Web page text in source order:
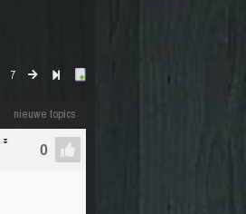
7
nieuwe topics